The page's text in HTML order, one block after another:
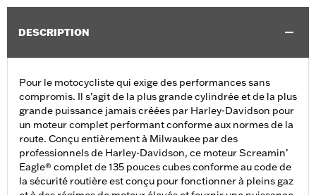
DESCRIPTION
Pour le motocycliste qui exige des performances sans
compromis. Il s’agit de la plus grande cylindrée et de la plus
grande puissance jamais créées par Harley-Davidson pour
un moteur complet performant conforme aux normes de la
route. Conçu entièrement à Milwaukee par des
professionnels de Harley-Davidson, ce moteur Screamin’
Eagle® complet de 135 pouces cubes conforme au code de
la sécurité routière est conçu pour fonctionner à pleins gaz